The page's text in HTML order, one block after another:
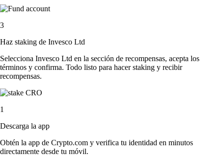
3
Haz staking de Invesco Ltd
Selecciona Invesco Ltd en la sección de recompensas, acepta los
términos y confirma. Todo listo para hacer staking y recibir
recompensas.
1
Descarga la app
Obtén la app de Crypto.com y verifica tu identidad en minutos
directamente desde tu móvil.